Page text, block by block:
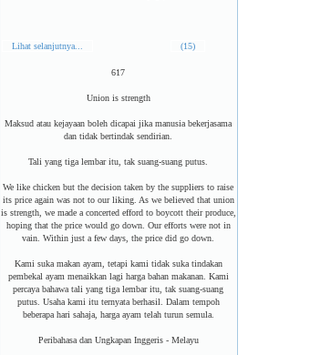
Lihat selanjutnya... (15)
617
Union is strength
Maksud atau kejayaan boleh dicapai jika manusia bekerjasama
dan tidak bertindak sendirian.
Tali yang tiga lembar itu, tak suang-suang putus.
We like chicken but the decision taken by the suppliers to raise
its price again was not to our liking. As we believed that union
is strength, we made a concerted efford to boycott their produce,
hoping that the price would go down. Our efforts were not in
vain. Within just a few days, the price did go down.
Kami suka makan ayam, tetapi kami tidak suka tindakan
pembekal ayam menaikkan lagi harga bahan makanan. Kami
percaya bahawa tali yang tiga lembar itu, tak suang-suang
putus. Usaha kami itu ternyata berhasil. Dalam tempoh
beberapa hari sahaja, harga ayam telah turun semula.
Peribahasa dan Ungkapan Inggeris - Melayu